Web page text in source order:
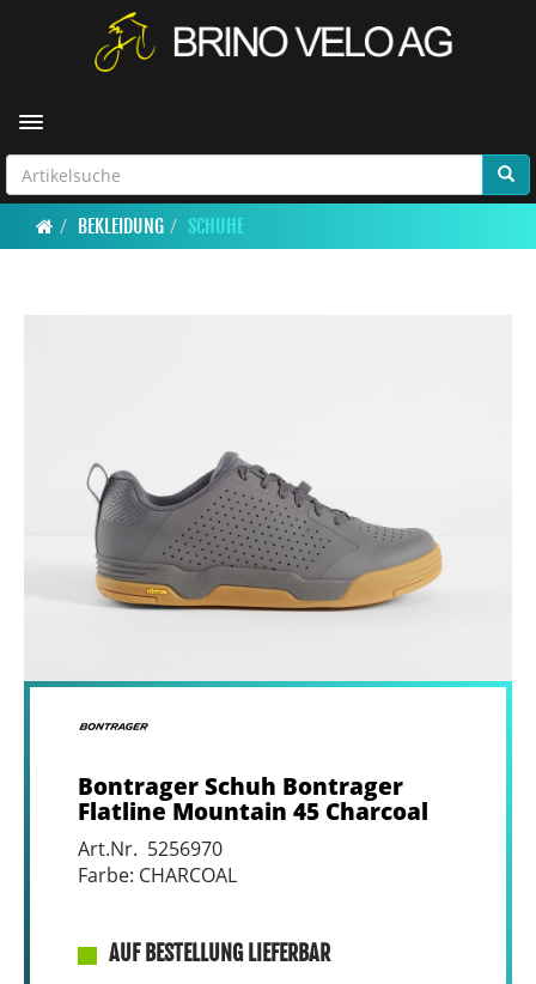
Toggle navigation
BEKLEIDUNG SCHUHE
Bontrager Schuh Bontrager
Flatline Mountain 45 Charcoal
Art.Nr. 5256970
Farbe: CHARCOAL
AUF BESTELLUNG LIEFERBAR